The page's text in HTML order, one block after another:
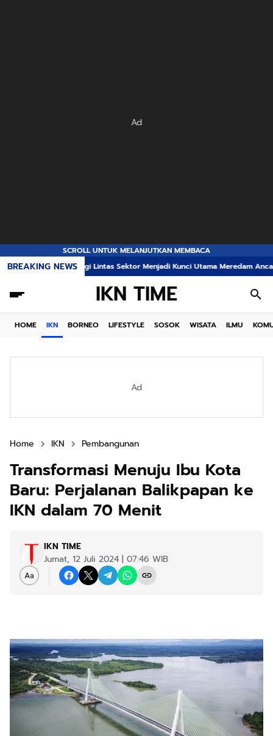
Ad
SCROLL UNTUK MELANJUTKAN MEMBACA
BREAKING NEWS
Lintas Sektor Menjadi Kunci Utama Meredam Ancaman Kebakaran
IKN TIME
HOME IKN BORNEO LIFESTYLE SOSOK WISATA ILMU
Ad
Home IKN Pembangunan
Transformasi Menuju Ibu Kota
Baru: Perjalanan Balikpapan ke
IKN dalam 70 Menit
IKN TIME
Jumat, 12 Juli 2024 | 07:46 WIB